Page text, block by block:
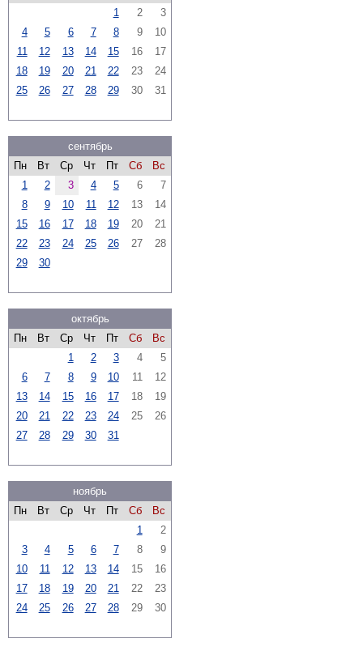
1
2
3
4
5 6 7 8 9
10
11
12 13 14 15 16
17
18
19 20 21 22 23
24
25
26 27 28 29 30 31
сентябрь
Пн
Вт Ср Чт Пт Сб
Вс
1
2 3 4 5 6
7
8
9 10 11 12 13
14
15
16 17 18 19 20
21
22
23 24 25 26 27
28
29
30
октябрь
Пн
Вт Ср Чт Пт Сб
Вс
1
2 3 4
5
6
7 8 9 10 11
12
13
14 15 16 17 18
19
20
21 22 23 24 25
26
27
28 29 30 31
ноябрь
Пн
Вт Ср Чт Пт Сб
Вс
1
2
3
4 5 6 7 8
9
10
11 12 13 14 15
16
17
18 19 20 21 22
23
24
25 26 27 28 29 30